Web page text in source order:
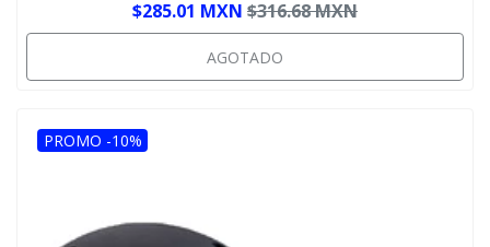
$285.01 MXN $316.68 MXN
AGOTADO
PROMO -10%